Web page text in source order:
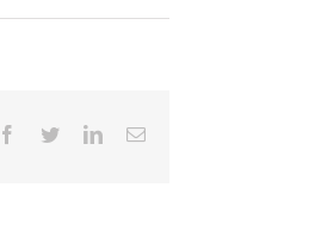
Facebook
TwitterLinkedInEmail